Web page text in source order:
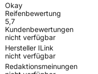
Okay
Reifenbewertung
5,7
Kundenbewertungen
nicht verfügbar
Hersteller ILink
nicht verfügbar
Redaktionsmeinungen